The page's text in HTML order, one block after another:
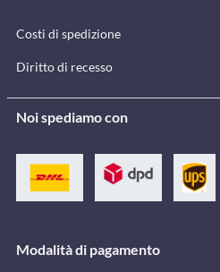
Costi di spedizione
Diritto di recesso
Noi spediamo con
Modalità di pagamento